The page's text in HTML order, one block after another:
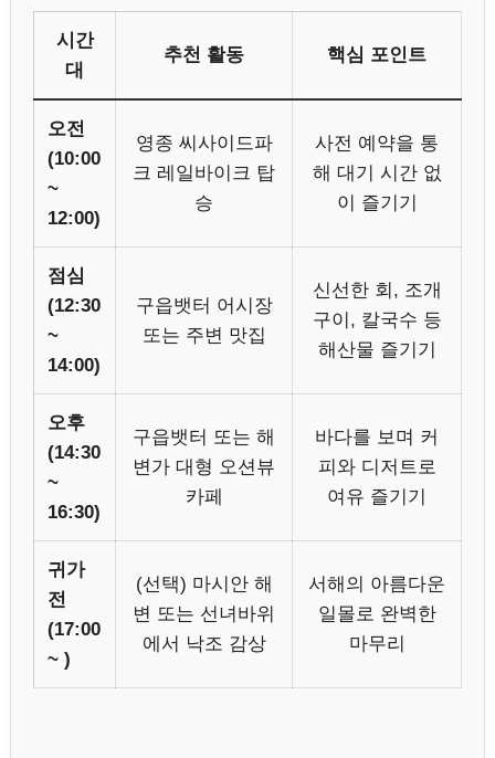
시간
대
추천 활동 핵심 포인트
오전
(10:00
~
12:00)
영종 씨사이드파
크 레일바이크 탑
승
사전 예약을 통
해 대기 시간 없
이 즐기기
점심
(12:30
~
14:00)
구읍뱃터 어시장
또는 주변 맛집
신선한 회, 조개
구이, 칼국수 등
해산물 즐기기
오후
(14:30
~
16:30)
구읍뱃터 또는 해
변가 대형 오션뷰
카페
바다를 보며 커
피와 디저트로
여유 즐기기
귀가
전
(17:00
~ )
(선택) 마시안 해
변 또는 선녀바위
에서 낙조 감상
서해의 아름다운
일몰로 완벽한
마무리